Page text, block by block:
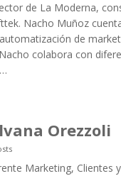
de La Moderna,
Nacho Muñoz
de
colabora con
Orezzoli
Marketing, Clientes